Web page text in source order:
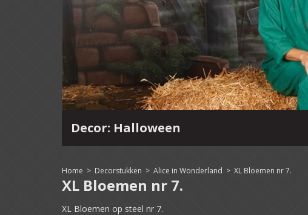
Decor: Halloween
Home > Decorstukken > Alice in Wonderland > XL Bloemen nr 7.
XL Bloemen nr 7.
XL Bloemen op steel nr 7.